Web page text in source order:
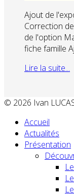
Ajout de
Correction
de l'option
fiche famille
Lire la suite...
© 2026 Ivan
Accueil
Actualités
Présentation